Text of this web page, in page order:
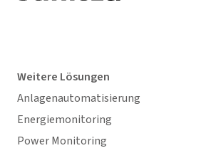
Weitere Lösungen
Anlagenautomatisierung
Energiemonitoring
Power Monitoring